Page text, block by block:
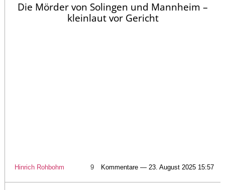
Die Mörder von Solingen und Mannheim –
kleinlaut vor Gericht
Hinrich Rohbohm 9 Kommentare — 23. August 2025 15:57